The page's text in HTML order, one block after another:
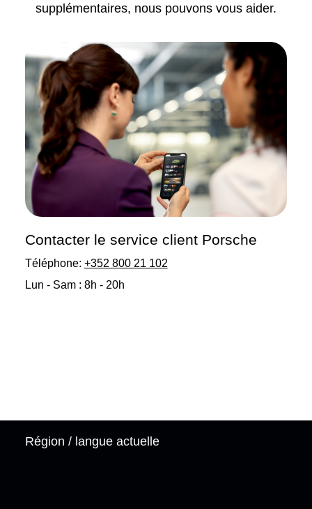
supplémentaires, nous pouvons vous aider.
Contacter le service client Porsche
Téléphone: +352 800 21 102
Lun - Sam : 8h - 20h
Région / langue actuelle